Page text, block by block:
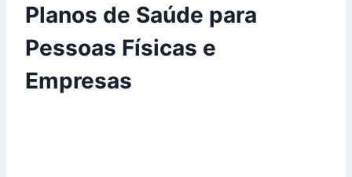
Planos de Saúde para
Pessoas Físicas e
Empresas